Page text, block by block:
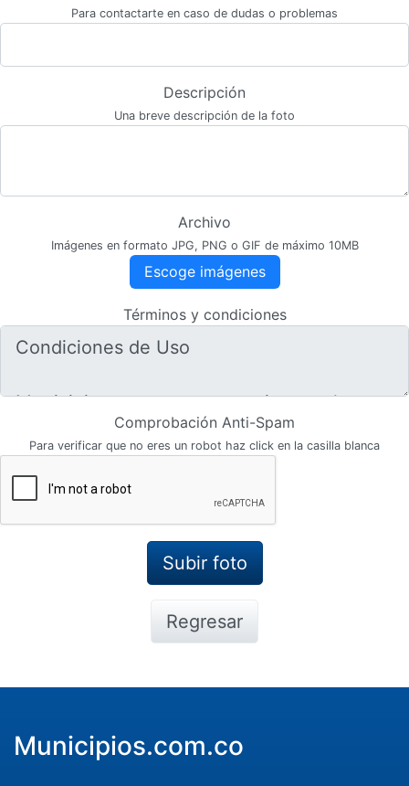
Para contactarte en caso de dudas o problemas
Descripción
Una breve descripción de la foto
Archivo
Imágenes en formato JPG, PNG o GIF de máximo 10MB
Escoge imágenes
Términos y condiciones
Comprobación Anti-Spam
Para verificar que no eres un robot haz click en la casilla blanca
Regresar
Municipios.com.co